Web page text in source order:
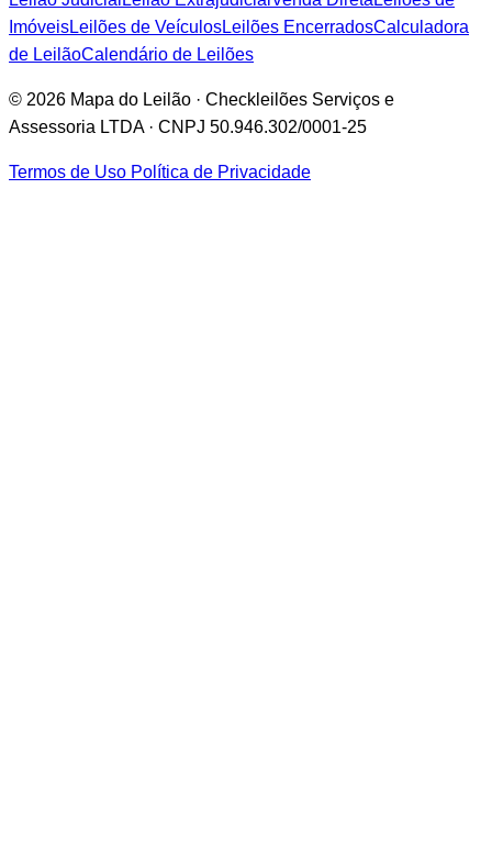
ImóveisLeilões de VeículosLeilões EncerradosCalculadora
de LeilãoCalendário de Leilões
© 2026 Mapa do Leilão · Checkleilões Serviços e
Assessoria LTDA · CNPJ 50.946.302/0001-25
Termos de Uso Política de Privacidade